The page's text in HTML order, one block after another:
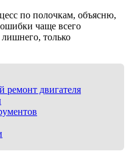
по полочкам, объясню,
ошибки чаще всего
только
двигателя